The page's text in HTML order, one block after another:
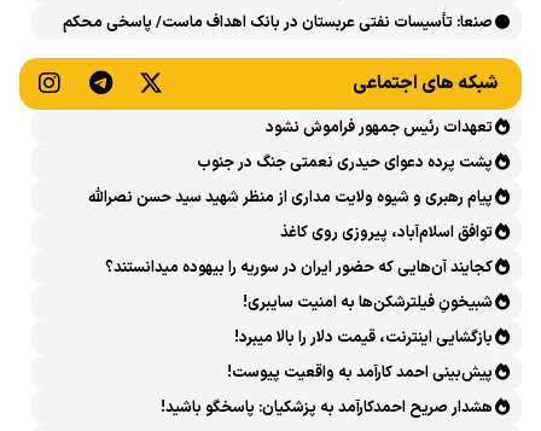
«اربعین حسینی در منظومه فکری رهبر شهید، امام خامنه‌ای» برگزار
صنعا: تأسیسات نفتی عربستان در بانک اهداف ماست/ پاسخی محکم
شبکه های اجتماعی
تعهدات رئیس جمهور فراموش نشود
پشت پرده دعوای حیدری نعمتی جنگ در جنوب
پیام رهبری و شیوه ولایت مداری از منظر شهید سید حسن نصرالله
توافق اسلام‌آباد، پیروزی روی کاغذ
کجایند آن‌هایی که حضور ایران در سوریه را بیهوده میدانستند؟
شبیخونِ فیلترشکن‌ها به امنیت سایبری!
بازگشایی اینترنت، قیمت دلار را بالا میبرد!
پیش‌بینی احمد کارآمد به واقعیت پیوست!
هشدار صریح احمدکارآمد به پزشکیان: پاسخگو باشید!